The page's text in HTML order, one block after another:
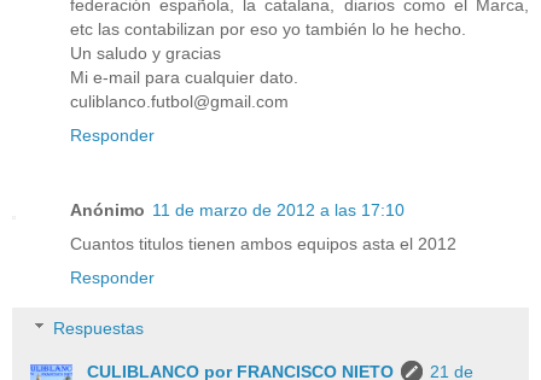
federación española, la catalana, diarios como el Marca,
etc las contabilizan por eso yo también lo he hecho.
Un saludo y gracias
Mi e-mail para cualquier dato.
culiblanco.futbol@gmail.com
Responder
Anónimo 11 de marzo de 2012 a las 17:10
Cuantos titulos tienen ambos equipos asta el 2012
Responder
Respuestas
CULIBLANCO por FRANCISCO NIETO
21 de